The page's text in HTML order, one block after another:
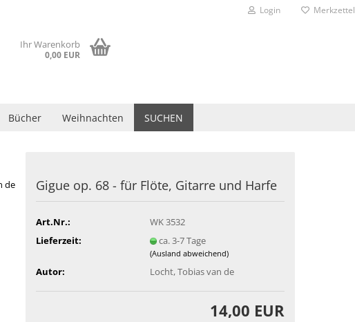
Login Merkzettel
Ihr Warenkorb
0,00 EUR
Bücher Weihnachten SUCHEN
de Gigue op. 68 - für Flöte, Gitarre und Harfe
Art.Nr.:
WK 3532
Lieferzeit:
ca. 3-7 Tage
(Ausland abweichend)
Autor: Locht, Tobias van de
14,00 EUR